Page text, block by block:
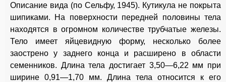
Описание вида (по Сельфу, 1945). Кутикула не покрыта
шипиками. На поверхности передней половины тела
находятся в огромном количестве трубчатые железы.
Тело имеет яйцевидную форму, несколько более
заострено у заднего конца и расширено в области
семенников. Длина тела достигает 3,50—6,22 мм при
ширине 0,91—1,70 мм. Длина тела относится к его